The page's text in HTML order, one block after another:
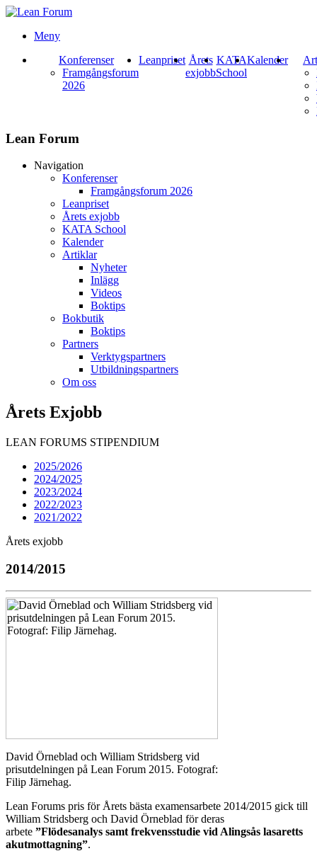
Meny
Konferenser
Framgångsforum
2026
Leanpriset Årets
exjobb
KATA
School
Kalender
Lean Forum
Navigation
Konferenser
Framgångsforum 2026
Leanpriset
Årets exjobb
KATA School
Kalender
Artiklar
Nyheter
Inlägg
Videos
Boktips
Bokbutik
Boktips
Partners
Verktygspartners
Utbildningspartners
Om oss
Årets Exjobb
LEAN FORUMS STIPENDIUM
2025/2026
2024/2025
2023/2024
2022/2023
2021/2022
Årets exjobb
2014/2015
David Örneblad och William Stridsberg vid
prisutdelningen på Lean Forum 2015. Fotograf:
Filip Järnehag.
Lean Forums pris för Årets bästa examensarbete 2014/2015 gick till
William Stridsberg och David Örneblad för deras
arbete ”Flödesanalys samt frekvensstudie vid Alingsås lasaretts
akutmottagning”.